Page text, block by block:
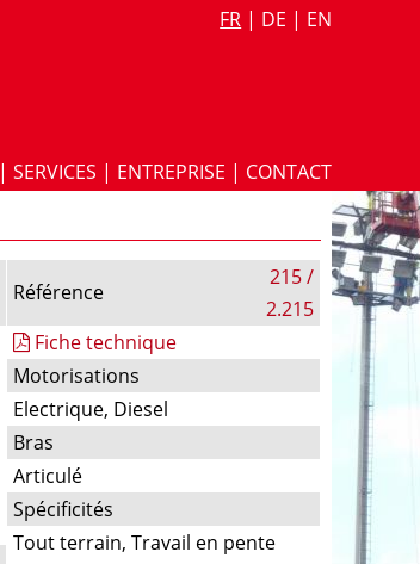
FR | DE | EN
|SERVICES | ENTREPRISE | CONTACT
Référence
215 /
2.215
Fiche technique
Motorisations
Electrique, Diesel
Bras
Articulé
Spécificités
Tout terrain, Travail en pente